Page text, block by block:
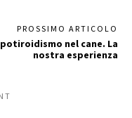
PROSSIMO ARTICOLO
nel cane. La
nostra esperienza